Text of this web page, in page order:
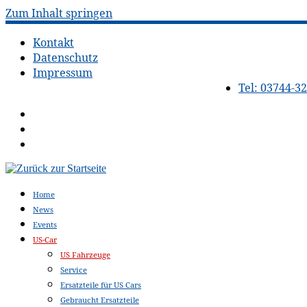
Zum Inhalt springen
Kontakt
Datenschutz
Impressum
Tel: 03744-
Home
News
Events
US-Car
US Fahrzeuge
Service
Ersatzteile für US Cars
Gebraucht Ersatzteile